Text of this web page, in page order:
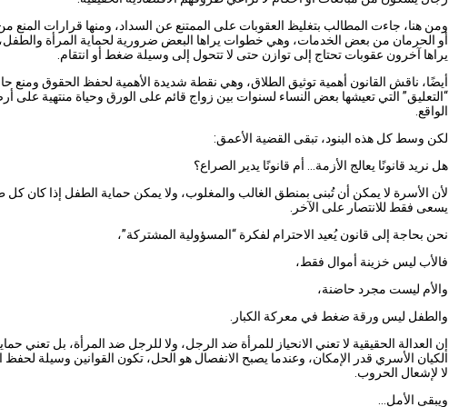
ومن هنا، جاءت المطالب بتغليظ العقوبات على الممتنع عن السداد، ومنها قرارات المنع
أو الحرمان من بعض الخدمات، وهي خطوات يراها البعض ضرورية لحماية المرأة والطفل،
يراها آخرون عقوبات تحتاج إلى توازن حتى لا تتحول إلى وسيلة ضغط أو انتقام.
أيضًا، ناقش القانون أهمية توثيق الطلاق، وهي نقطة شديدة الأهمية لحفظ الحقوق ومنع
“التعليق” التي تعيشها بعض النساء لسنوات بين زواج قائم على الورق وحياة منتهية على
الواقع.
لكن وسط كل هذه البنود، تبقى القضية الأعمق:
هل نريد قانونًا يعالج الأزمة… أم قانونًا يدير الصراع؟
لأن الأسرة لا يمكن أن تُبنى بمنطق الغالب والمغلوب، ولا يمكن حماية الطفل إذا كان
يسعى فقط للانتصار على الآخر.
نحن بحاجة إلى قانون يُعيد الاحترام لفكرة “المسؤولية المشتركة”،
فالأب ليس خزينة أموال فقط،
والأم ليست مجرد حاضنة،
والطفل ليس ورقة ضغط في معركة الكبار.
إن العدالة الحقيقية لا تعني الانحياز للمرأة ضد الرجل، ولا للرجل ضد المرأة، بل تعني
الكيان الأسري قدر الإمكان، وعندما يصبح الانفصال هو الحل، تكون القوانين وسيلة
لا لإشعال الحروب.
ويبقى الأمل…